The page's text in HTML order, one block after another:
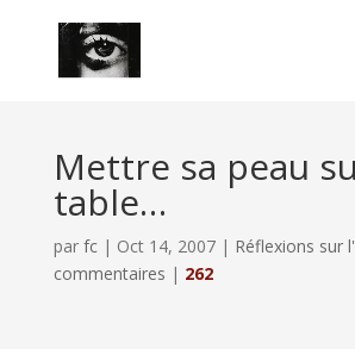
Mettre sa peau
table…
par fc| Oct 14, 2007| Réflexions sur
commentaires | 262